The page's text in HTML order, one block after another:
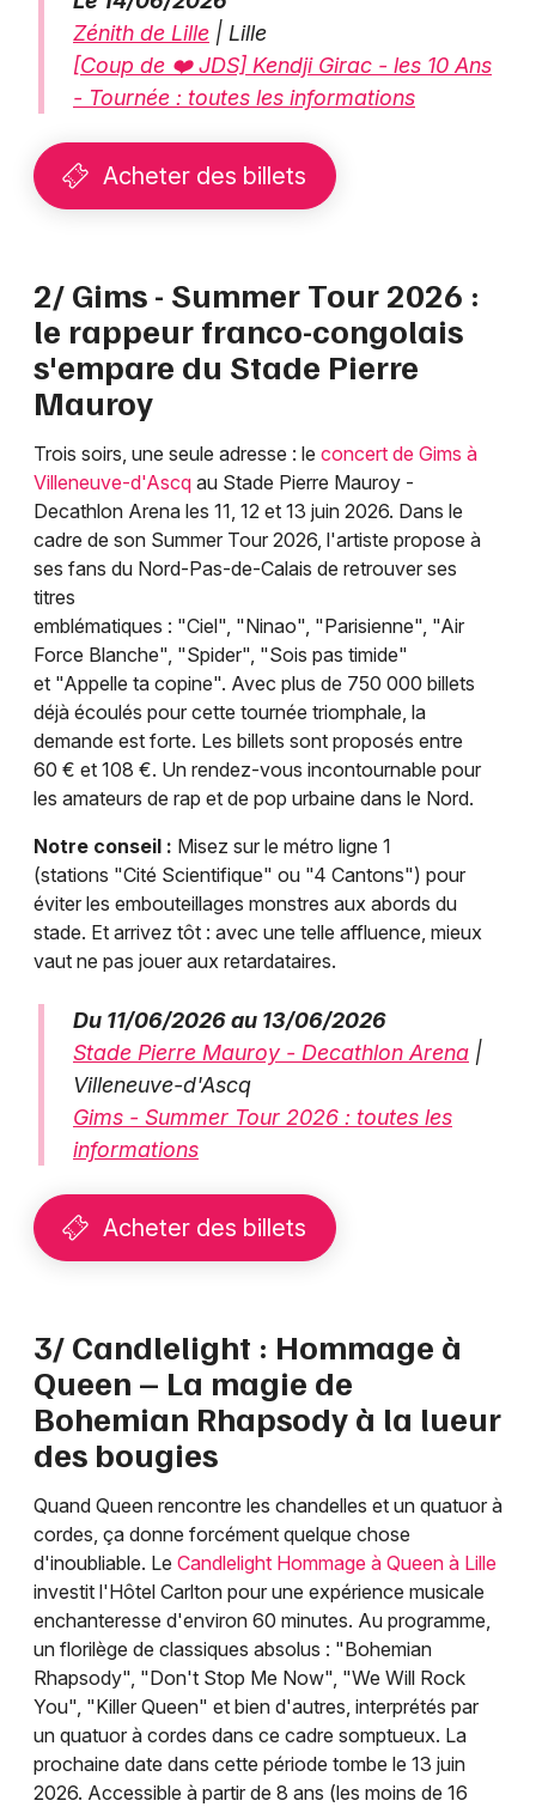
Zénith de Lille | Lille
[Coup de ❤️ JDS] Kendji Girac - les 10 Ans
- Tournée : toutes les informations
Acheter des billets
2/ Gims - Summer Tour 2026 :
le rappeur franco-congolais
s'empare du Stade Pierre
Mauroy
Trois soirs, une seule adresse : le concert de Gims à
Villeneuve-d'Ascq au Stade Pierre Mauroy -
Decathlon Arena les 11, 12 et 13 juin 2026. Dans le
cadre de son Summer Tour 2026, l'artiste propose à
ses fans du Nord-Pas-de-Calais de retrouver ses
titres
emblématiques : "Ciel", "Ninao", "Parisienne", "Air
Force Blanche", "Spider", "Sois pas timide"
et "Appelle ta copine". Avec plus de 750 000 billets
déjà écoulés pour cette tournée triomphale, la
demande est forte. Les billets sont proposés entre
60 € et 108 €. Un rendez-vous incontournable pour
les amateurs de rap et de pop urbaine dans le Nord.
Notre conseil : Misez sur le métro ligne 1
(stations "Cité Scientifique" ou "4 Cantons") pour
éviter les embouteillages monstres aux abords du
stade. Et arrivez tôt : avec une telle affluence, mieux
vaut ne pas jouer aux retardataires.
Du 11/06/2026 au 13/06/2026
Stade Pierre Mauroy - Decathlon Arena |
Villeneuve-d'Ascq
Gims - Summer Tour 2026 : toutes les
informations
Acheter des billets
3/ Candlelight : Hommage à
Queen – La magie de
Bohemian Rhapsody à la lueur
des bougies
Quand Queen rencontre les chandelles et un quatuor à
cordes, ça donne forcément quelque chose
d'inoubliable. Le Candlelight Hommage à Queen à Lille
investit l'Hôtel Carlton pour une expérience musicale
enchanteresse d'environ 60 minutes. Au programme,
un florilège de classiques absolus : "Bohemian
Rhapsody", "Don't Stop Me Now", "We Will Rock
You", "Killer Queen" et bien d'autres, interprétés par
un quatuor à cordes dans ce cadre somptueux. La
prochaine date dans cette période tombe le 13 juin
2026. Accessible à partir de 8 ans (les moins de 16